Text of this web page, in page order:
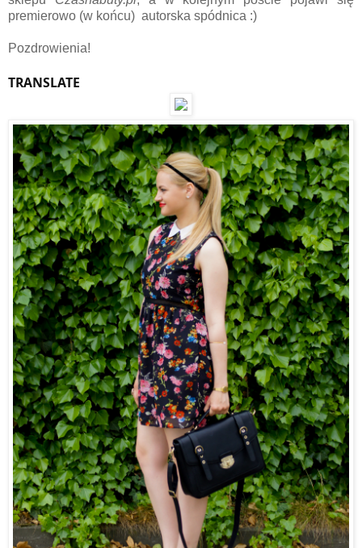
premierowo (w końcu) autorska spódnica :)
Pozdrowienia!
TRANSLATE